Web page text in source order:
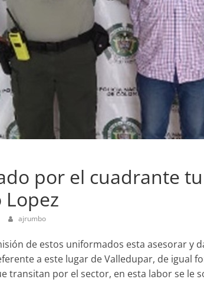
por el cuadrante
ajrumbo
de estos uniformados esta asesorar y
a este lugar de Valledupar, de igual
transitan por el sector, en esta labor se le